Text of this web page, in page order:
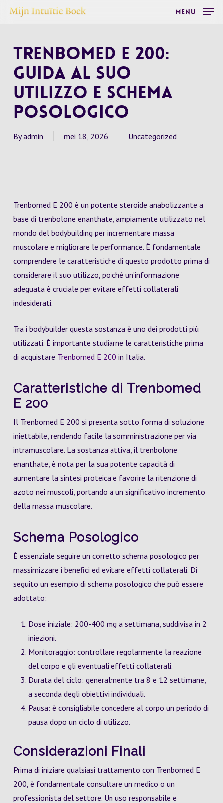
Skip
content
Menu
Trenbomed E 200:
Guida al suo
utilizzo e schema
posologico
By admin mei 18, 2026 Uncategorized
Trenbomed E 200 è un potente steroide anabolizzante a
base di trenbolone enanthate, ampiamente utilizzato nel
mondo del bodybuilding per incrementare massa
muscolare e migliorare le performance. È fondamentale
comprendere le caratteristiche di questo prodotto prima di
considerare il suo utilizzo, poiché un’informazione
adeguata è cruciale per evitare effetti collaterali
indesiderati.
Tra i bodybuilder questa sostanza è uno dei prodotti più
utilizzati. È importante studiarne le caratteristiche prima
di acquistare Trenbomed E 200 in Italia.
Caratteristiche di Trenbomed
E 200
Il Trenbomed E 200 si presenta sotto forma di soluzione
iniettabile, rendendo facile la somministrazione per via
intramuscolare. La sostanza attiva, il trenbolone
enanthate, è nota per la sua potente capacità di
aumentare la sintesi proteica e favorire la ritenzione di
azoto nei muscoli, portando a un significativo incremento
della massa muscolare.
Schema Posologico
È essenziale seguire un corretto schema posologico per
massimizzare i benefici ed evitare effetti collaterali. Di
seguito un esempio di schema posologico che può essere
adottato:
Dose iniziale: 200-400 mg a settimana, suddivisa in 2
iniezioni.
Monitoraggio: controllare regolarmente la reazione
del corpo e gli eventuali effetti collaterali.
Durata del ciclo: generalmente tra 8 e 12 settimane,
a seconda degli obiettivi individuali.
Pausa: è consigliabile concedere al corpo un periodo di
pausa dopo un ciclo di utilizzo.
Considerazioni Finali
Prima di iniziare qualsiasi trattamento con Trenbomed E
200, è fondamentale consultare un medico o un
professionista del settore. Un uso responsabile e